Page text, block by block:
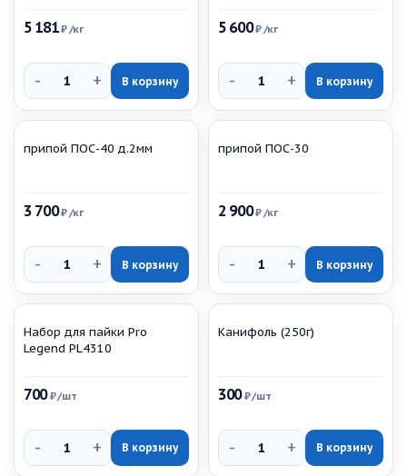
5 181₽/кг
- + В корзину
5 600₽/кг
- + В корзину
припой ПОС-40 д.2мм
3 700₽/кг
- + В корзину
припой ПОС-30
2 900₽/кг
- + В корзину
Набор для пайки Pro
Legend PL4310
700₽/шт
- + В корзину
Канифоль (250г)
300₽/шт
- + В корзину